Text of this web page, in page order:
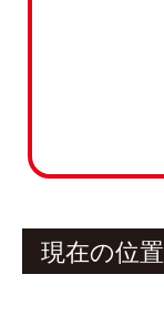
現在の位置